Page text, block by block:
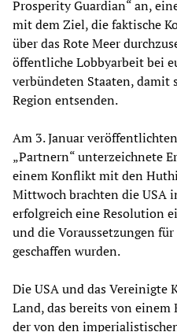
Prosperity Guardian“ an,
mit dem Ziel, die faktische
über das Rote Meer
öffentliche Lobbyarbeit bei
verbündeten Staaten, damit
Region entsenden.
Am 3. Januar
„Partnern“ unterzeichnete
einem Konflikt mit den
Mittwoch brachten die USA
erfolgreich eine Resolution
und die Voraussetzungen
geschaffen wurden.
Die USA und das Vereinigte
Land, das bereits von
der von den